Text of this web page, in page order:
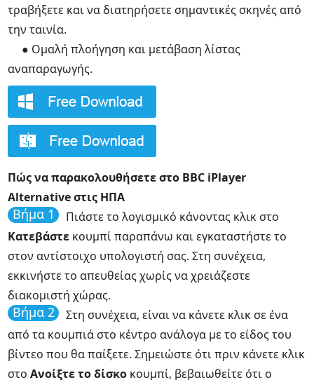
τραβήξετε και να διατηρήσετε σημαντικές σκηνές από
την ταινία.
● Ομαλή πλοήγηση και μετάβαση λίστας
αναπαραγωγής.
Πώς να παρακολουθήσετε στο BBC iPlayer
Alternative στις ΗΠΑ
Βήμα 1
Πιάστε το λογισμικό κάνοντας κλικ στο
Κατεβάστε κουμπί παραπάνω και εγκαταστήστε το
στον αντίστοιχο υπολογιστή σας. Στη συνέχεια,
εκκινήστε το απευθείας χωρίς να χρειάζεστε
διακομιστή χώρας.
Βήμα 2
Στη συνέχεια, είναι να κάνετε κλικ σε ένα
από τα κουμπιά στο κέντρο ανάλογα με το είδος του
βίντεο που θα παίξετε. Σημειώστε ότι πριν κάνετε κλικ
στοΑνοίξτε το δίσκο κουμπί, βεβαιωθείτε ότι ο